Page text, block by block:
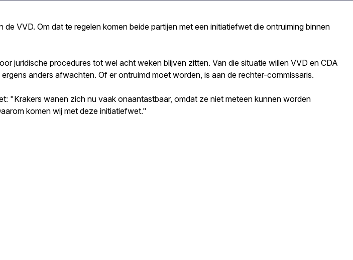
VVD. Om dat te regelen komen beide partijen met een initiatiefwet die ontruiming binnen
juridische procedures tot wel acht weken blijven zitten. Van die situatie willen VVD en CDA
anders afwachten. Of er ontruimd moet worden, is aan de rechter-commissaris.
"Krakers wanen zich nu vaak onaantastbaar, omdat ze niet meteen kunnen worden
komen wij met deze initiatiefwet."